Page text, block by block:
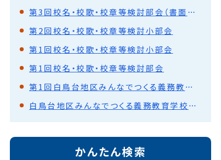
第3回校名・校歌・校章等検討部会（書面開催）
第2回校名・校歌・校章等検討小部会
第1回校名・校歌・校章等検討小部会
第1回校名・校歌・校章等検討部会
第1回白鳥台地区みんなでつくる義務教育学校推進協議会
白鳥台地区みんなでつくる義務教育学校推進協議会
かんたん検索